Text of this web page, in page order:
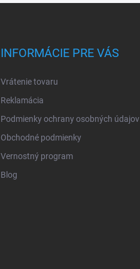
INFORMÁCIE PRE VÁS
Vrátenie tovaru
Reklamácia
Podmienky ochrany osobných údajov
Obchodné podmienky
Vernostný program
Blog